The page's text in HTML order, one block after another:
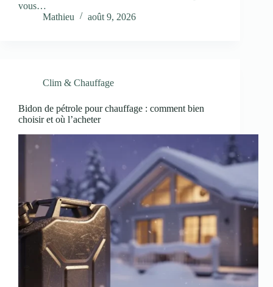
vous…
Mathieu
août 9, 2026
Clim & Chauffage
Bidon de pétrole pour chauffage : comment bien
choisir et où l’acheter